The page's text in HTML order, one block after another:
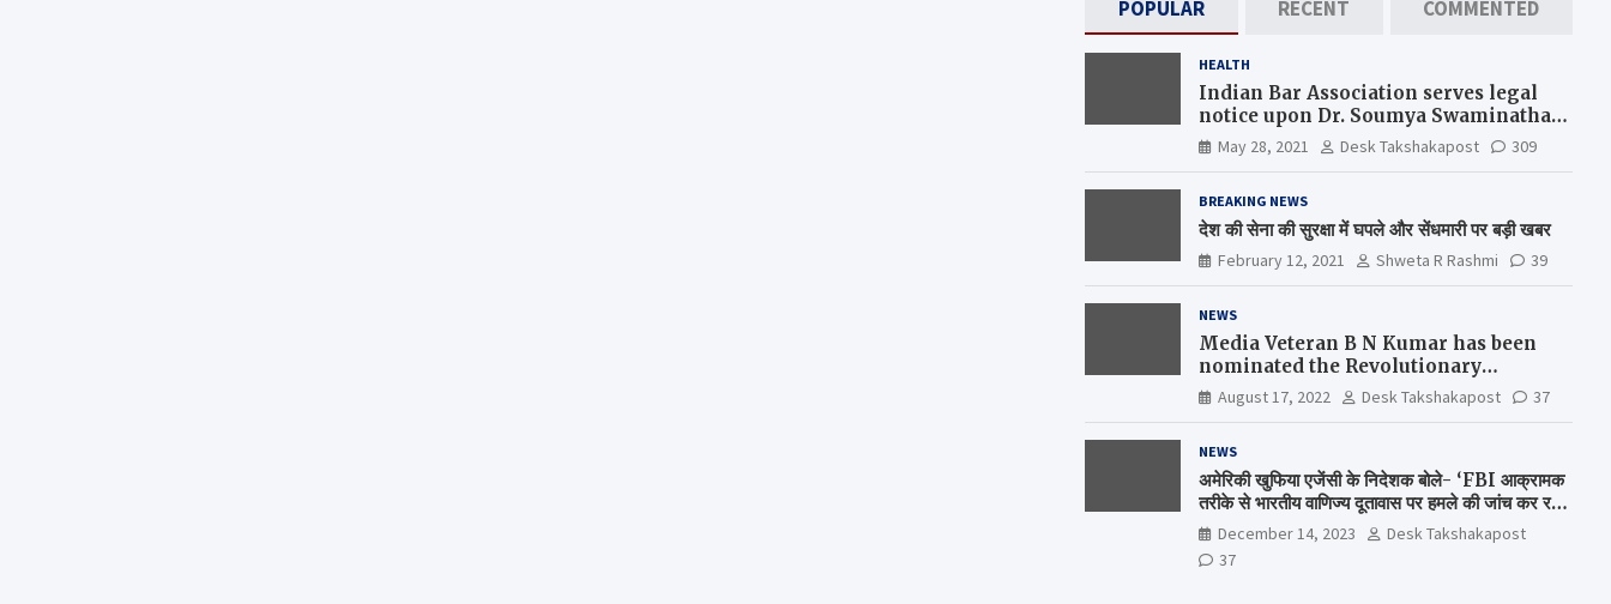
POPULAR RECENT COMMENTED
HEALTH
Indian Bar Association serves legal
notice upon Dr. Soumya Swaminathan,
the Chief Scientist, WHO
May 28, 2021 Desk Takshakapost 309
BREAKING NEWS
देश की सेना की सुरक्षा में घपले और सेंधमारी पर बड़ी खबर
February 12, 2021 Shweta R Rashmi 39
NEWS
Media Veteran B N Kumar has been
nominated the Revolutionary
Comrade Shiv Varma Media Award
2022-23
August 17, 2022 Desk Takshakapost 37
NEWS
अमेरिकी खुफिया एजेंसी के निदेशक बोले- ‘FBI आक्रामक
तरीके से भारतीय वाणिज्य दूतावास पर हमले की जांच कर रही
है’ December 14, 2023
Desk Takshakapost
37